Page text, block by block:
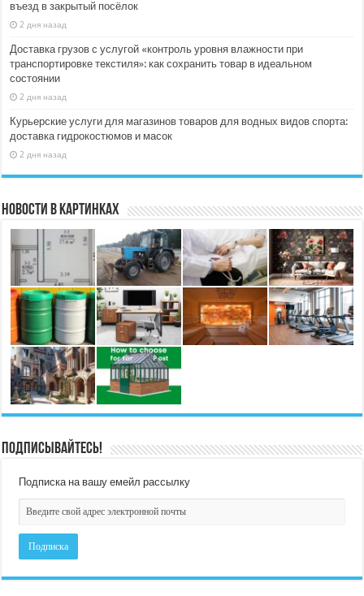
въезд в закрытый посёлок
2 дня назад
Доставка грузов с услугой «контроль уровня влажности при
транспортировке текстиля»: как сохранить товар в идеальном
состоянии
2 дня назад
Курьерские услуги для магазинов товаров для водных видов спорта:
доставка гидрокостюмов и масок
2 дня назад
Новости в картинках
Подписывайтесь!
Подписка на вашу емейл рассылку